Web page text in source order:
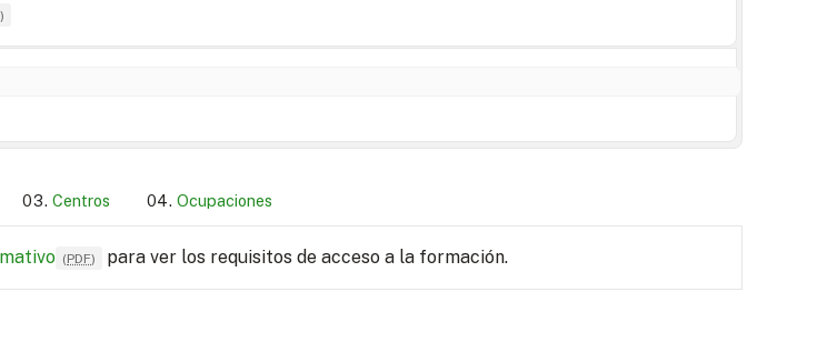
)
Centros Ocupaciones
(PDF) para ver los requisitos de acceso a la formación.